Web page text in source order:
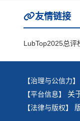
友情链接
LubTop2025总评
【治理与公信力】
【平台信息】 关
【法律与版权】